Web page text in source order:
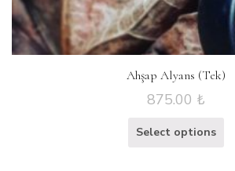
Ahşap Alyans (Tek)
875.00 ₺
Select options